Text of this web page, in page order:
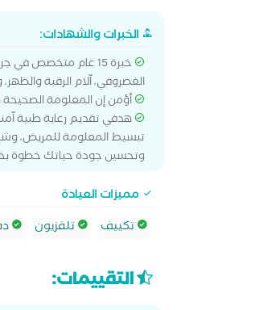
الخبرات والشهادات:
خبرة 15 عام متخصص
الغضروفي، آلام الرقبة
أؤمن إن المعلومة
هدفي تقديم رعاية طبية
تبسيط المعلومة للمريض،
وتحسين جودة حياتك خطوة
مميزات العيادة
تكييف
تلفزيون
التقييمات: